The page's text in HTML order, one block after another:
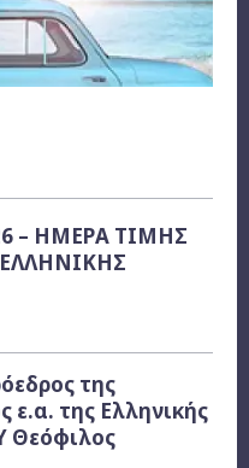
– ΗΜΕΡΑ ΤΙΜΗΣ
της
της Ελληνικής
Θεόφιλος